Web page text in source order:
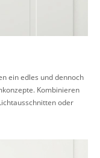
ein edles und dennoch
Kombinieren
oder